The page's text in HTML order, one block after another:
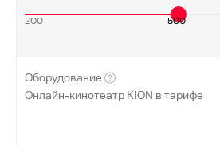
200 500
Оборудование
Онлайн-кинотеатр KION в тарифе